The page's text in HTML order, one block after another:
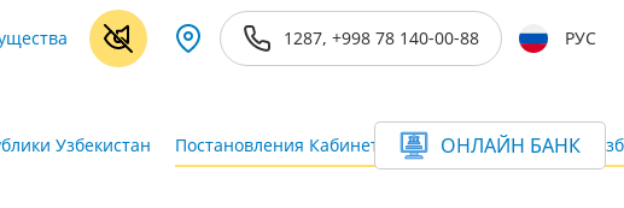
1287, +998 78 140-00-88 РУС
Узбекистан Постановления Кабинета Министров Республики
ОНЛАЙН БАНК